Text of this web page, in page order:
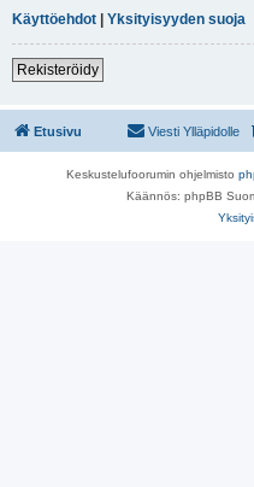
Käyttöehdot | Yksityisyyden suoja
Rekisteröidy
Etusivu Viesti Ylläpidolle
Keskustelufoorumin ohjelmisto
Käännös: phpBB